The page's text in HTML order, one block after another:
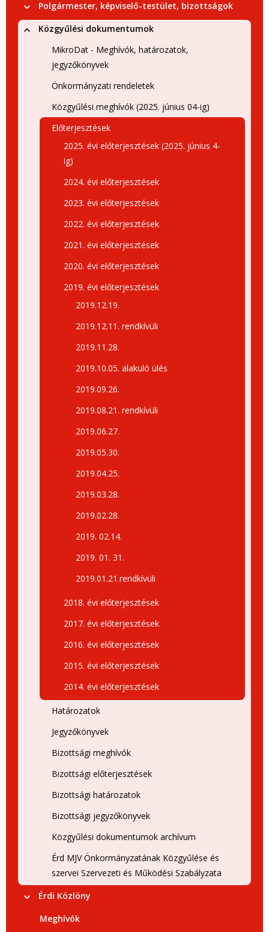
Polgármester, képviselő-testület, bizottságok
Közgyűlési dokumentumok
MikroDat - Meghívók, határozatok,
jegyzőkönyvek
Önkormányzati rendeletek
Közgyűlési meghívók (2025. június 04-ig)
Előterjesztések
2025. évi előterjesztések (2025. június 4-
ig)
2024. évi előterjesztések
2023. évi előterjesztések
2022. évi előterjesztések
2021. évi előterjesztések
2020. évi előterjesztések
2019. évi előterjesztések
2019.12.19.
2019.12.11. rendkívüli
2019.11.28.
2019.10.05. alakuló ülés
2019.09.26.
2019.08.21. rendkívüli
2019.06.27.
2019.05.30.
2019.04.25.
2019.03.28.
2019.02.28.
2019. 02.14.
2019. 01. 31.
2019.01.21.rendkívüli
2018. évi előterjesztések
2017. évi előterjesztések
2016. évi előterjesztések
2015. évi előterjesztések
2014. évi előterjesztések
Határozatok
Jegyzőkönyvek
Bizottsági meghívók
Bizottsági előterjesztések
Bizottsági határozatok
Bizottsági jegyzőkönyvek
Közgyűlési dokumentumok archívum
Érd MJV Önkormányzatának Közgyűlése és
szervei Szervezeti és Működési Szabályzata
Érdi Közlöny
Meghívók